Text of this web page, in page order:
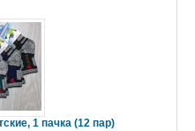
1 пачка (12 пар)